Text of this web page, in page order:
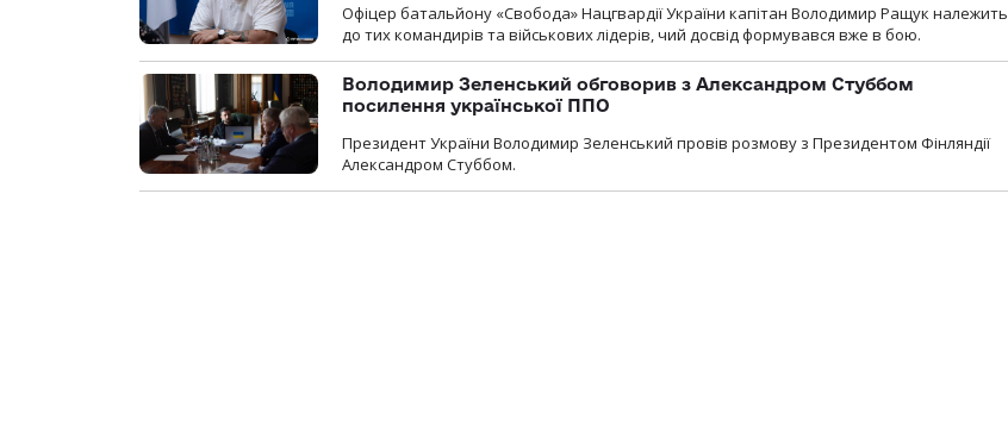
Офіцер батальйону «Свобода» Нацгвардії України капітан Володимир Ращук належить
до тих командирів та військових лідерів, чий досвід формувався вже в бою.
Володимир Зеленський обговорив з Александром Стуббом
посилення української ППО
Президент України Володимир Зеленський провів розмову з Президентом Фінляндії
Александром Стуббом.